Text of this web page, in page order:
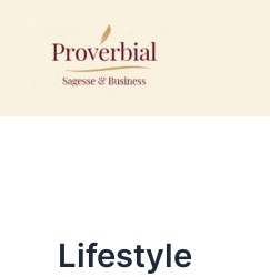
contenu
Lifestyle